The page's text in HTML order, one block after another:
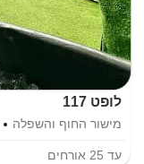
לופט 117
מישור החוף והשפלה
עד 25 אורחים